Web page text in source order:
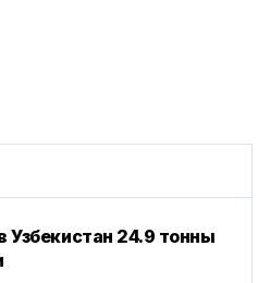
Узбекистан 24.9 тонны